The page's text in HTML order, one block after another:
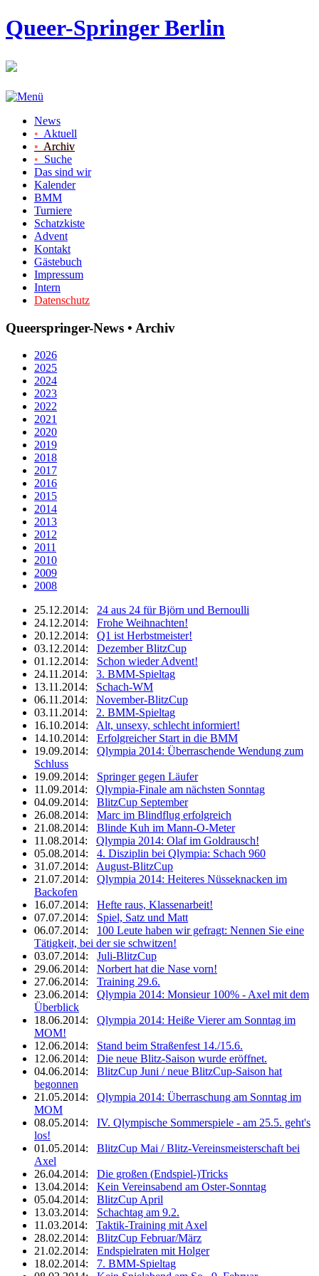
Queer-Springer Berlin
News
• Aktuell
• Archiv
• Suche
Das sind wir
Kalender
BMM
Turniere
Schatzkiste
Advent
Kontakt
Gästebuch
Impressum
Intern
Datenschutz
Queerspringer-News • Archiv
2026
2025
2024
2023
2022
2021
2020
2019
2018
2017
2016
2015
2014
2013
2012
2011
2010
2009
2008
25.12.2014: 24 aus 24 für Björn und Bernoulli
24.12.2014: Frohe Weihnachten!
20.12.2014: Q1 ist Herbstmeister!
03.12.2014: Dezember BlitzCup
01.12.2014: Schon wieder Advent!
24.11.2014: 3. BMM-Spieltag
13.11.2014: Schach-WM
06.11.2014: November-BlitzCup
03.11.2014: 2. BMM-Spieltag
16.10.2014: Alt, unsexy, schlecht informiert!
14.10.2014: Erfolgreicher Start in die BMM
19.09.2014: Qlympia 2014: Überraschende Wendung zum
Schluss
19.09.2014: Springer gegen Läufer
11.09.2014: Qlympia-Finale am nächsten Sonntag
04.09.2014: BlitzCup September
26.08.2014: Marc im Blindflug erfolgreich
21.08.2014: Blinde Kuh im Mann-O-Meter
11.08.2014: Qlympia 2014: Olaf im Goldrausch!
05.08.2014: 4. Disziplin bei Qlympia: Schach 960
31.07.2014: August-BlitzCup
21.07.2014: Qlympia 2014: Heiteres Nüsseknacken im
Backofen
16.07.2014: Hefte raus, Klassenarbeit!
07.07.2014: Spiel, Satz und Matt
06.07.2014: 100 Leute haben wir gefragt: Nennen Sie eine
Tätigkeit, bei der sie schwitzen!
03.07.2014: Juli-BlitzCup
29.06.2014: Norbert hat die Nase vorn!
27.06.2014: Training 29.6.
23.06.2014: Qlympia 2014: Monsieur 100% - Axel mit dem
Überblick
18.06.2014: Qlympia 2014: Heiße Vierer am Sonntag im
MOM!
12.06.2014: Stand beim Straßenfest 14./15.6.
12.06.2014: Die neue Blitz-Saison wurde eröffnet.
04.06.2014: BlitzCup Juni / neue BlitzCup-Saison hat
begonnen
21.05.2014: Qlympia 2014: Überraschung am Sonntag im
MOM
08.05.2014: IV. Qlympische Sommerspiele - am 25.5. geht's
los!
01.05.2014: BlitzCup Mai / Blitz-Vereinsmeisterschaft bei
Axel
26.04.2014: Die großen (Endspiel-)Tricks
13.04.2014: Kein Vereinsabend am Oster-Sonntag
05.04.2014: BlitzCup April
13.03.2014: Schachtag am 9.2.
11.03.2014: Taktik-Training mit Axel
28.02.2014: BlitzCup Februar/März
21.02.2014: Endspielraten mit Holger
18.02.2014: 7. BMM-Spieltag